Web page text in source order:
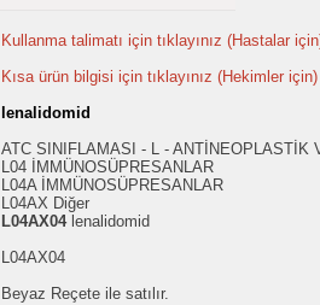
Kullanma talimatı için tıklayınız (Hastalar
Kısa ürün bilgisi için tıklayınız (Hekimler için)
lenalidomid
ATC SINIFLAMASI - L - ANTİNEOPLASTİK
L04 İMMÜNOSÜPRESANLAR
L04A İMMÜNOSÜPRESANLAR
L04AX Diğer
L04AX04lenalidomid
L04AX04
Beyaz Reçete ile satılır.